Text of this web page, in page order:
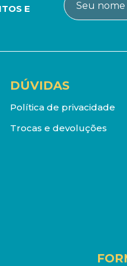
E
DÚVIDAS
Política de privacidade
Trocas e devoluções